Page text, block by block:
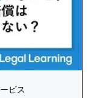
ビス